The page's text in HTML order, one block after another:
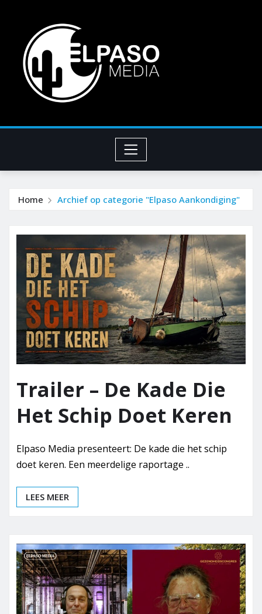
Home Archief op categorie "Elpaso Aankondiging"
Trailer – De Kade Die
Het Schip Doet Keren
Elpaso Media presenteert: De kade die het schip
doet keren. Een meerdelige raportage ..
LEES MEER